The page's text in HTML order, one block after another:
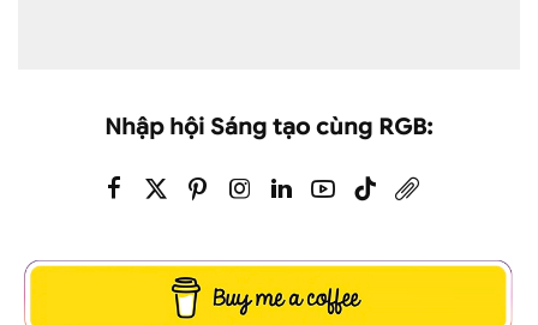
Nhập hội Sáng tạo cùng RGB: